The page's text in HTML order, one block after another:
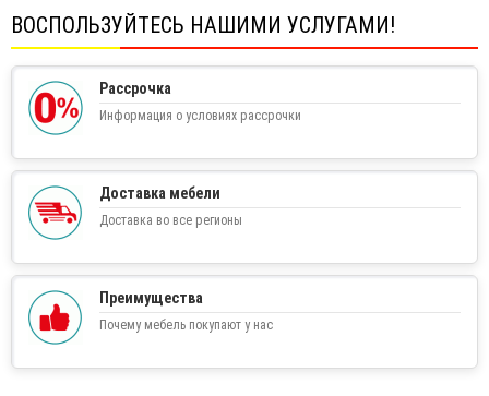
ВОСПОЛЬЗУЙТЕСЬ НАШИМИ УСЛУГАМИ!
Рассрочка
Информация о условиях рассрочки
Доставка мебели
Доставка во все регионы
Преимущества
Почему мебель покупают у нас